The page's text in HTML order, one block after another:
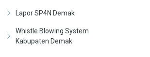
Lapor SP4N Demak
Whistle Blowing System
Kabupaten Demak